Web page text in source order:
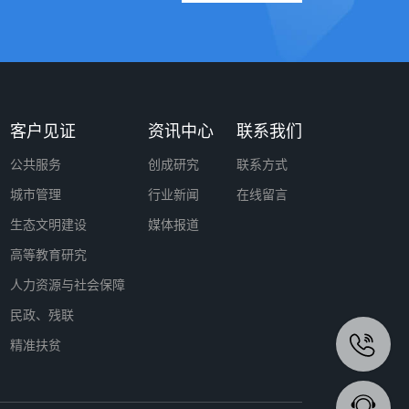
客户见证
公共服务
城市管理
生态文明建设
高等教育研究
人力资源与社会保障
民政、残联
精准扶贫
资讯中心
创成研究
行业新闻
媒体报道
联系我们
联系方式
在线留言